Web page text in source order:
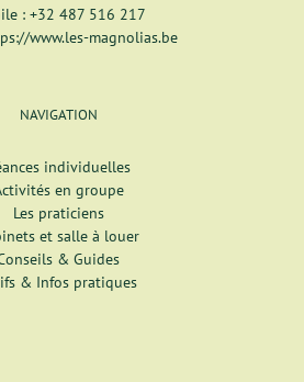
: +32 487 516 217
www.les-magnolias.be
NAVIGATION
individuelles
en groupe
Les praticiens
et salle à louer
& Guides
& Infos pratiques